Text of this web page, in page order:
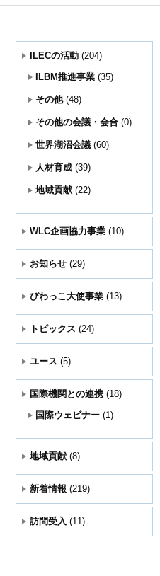
ILECの活動(204)
ILBM推進事業 (35)
その他(48)
その他の会議・会合 (0)
世界湖沼会議 (60)
人材育成 (39)
地域貢献 (22)
WLC企画協力事業(10)
お知らせ(29)
びわっこ大使事業(13)
トピックス (24)
ユース (5)
国際機関との連携(18)
国際ウェビナー (1)
地域貢献(8)
新着情報 (219)
訪問受入 (11)